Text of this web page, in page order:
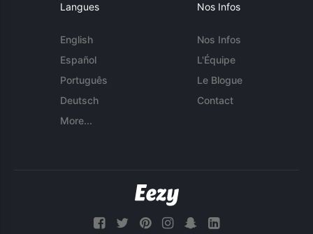
Langues
English
Español
Português
Deutsch
More...
Nos Infos
Nos Infos
L'Équipe
Le Blogue
Contact